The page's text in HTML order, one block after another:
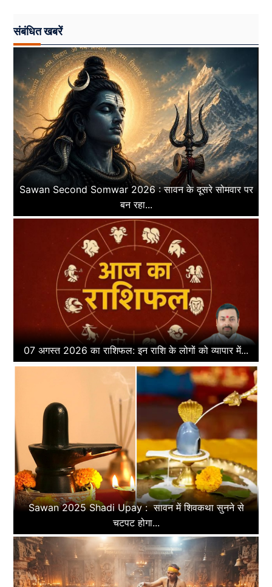
संबंधित खबरें
Sawan Second Somwar 2026 : सावन के दूसरे सोमवार पर
बन रहा...
07 अगस्त 2026 का राशिफल: इन राशि के लोगों को व्यापार में...
Sawan 2025 Shadi Upay : सावन में शिवकथा सुनने से
चटपट होगा...